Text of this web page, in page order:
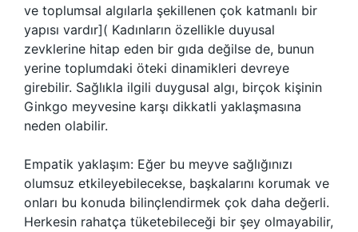
ve toplumsal algılarla şekillenen çok katmanlı bir
yapısı vardır]( Kadınların özellikle duyusal
zevklerine hitap eden bir gıda değilse de, bunun
yerine toplumdaki öteki dinamikleri devreye
girebilir. Sağlıkla ilgili duygusal algı, birçok kişinin
Ginkgo meyvesine karşı dikkatli yaklaşmasına
neden olabilir.
Empatik yaklaşım: Eğer bu meyve sağlığınızı
olumsuz etkileyebilecekse, başkalarını korumak ve
onları bu konuda bilinçlendirmek çok daha değerli.
Herkesin rahatça tüketebileceği bir şey olmayabilir,